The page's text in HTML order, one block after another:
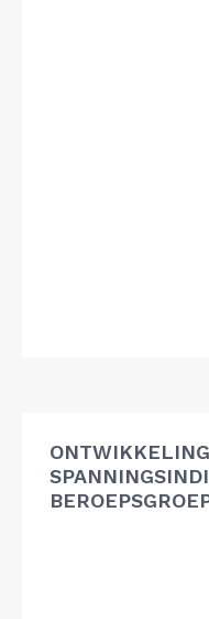
ONTWIKKELING